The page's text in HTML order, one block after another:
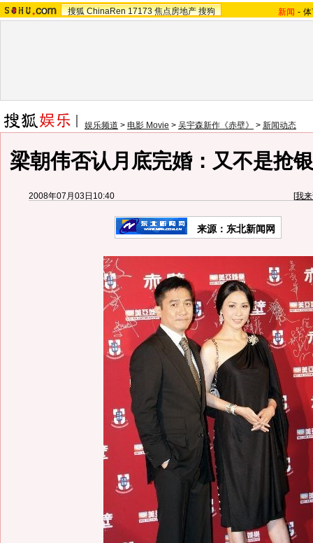
搜狐 ChinaRen 17173 焦点房地产 搜狗 新闻 -
娱乐频道 > 电影 Movie > 吴宇森新作《赤壁》 > 新闻动态
梁朝伟否认月底完婚：又不是抢
2008年07月03日10:40 [我
来源：东北新闻网